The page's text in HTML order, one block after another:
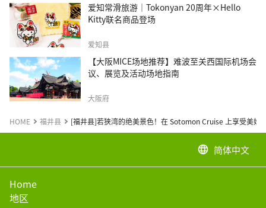
爱知常滑旅游｜Tokonyan 20周年×Hello
Kitty联名商品登场
爱知县
【大阪MICE场地推荐】难波至关西国际机场会
议、展览及活动场地指南
大阪府
HOME 福井县 [福井县]若狭湾的绝美景色！在 Sotomon Cruise 上享受美妙
language 简体中文
Home
地区